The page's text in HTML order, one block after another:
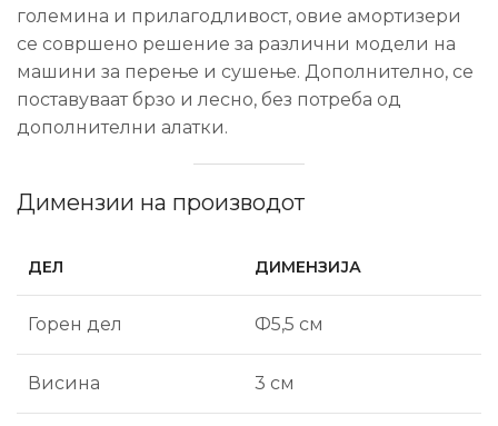
големина и прилагодливост, овие амортизери
се совршено решение за различни модели на
машини за перење и сушење. Дополнително, се
поставуваат брзо и лесно, без потреба од
дополнителни алатки.
Димензии на производот
ДЕЛ ДИМЕНЗИЈА
Горен дел Ф5,5 см
Висина 3 см